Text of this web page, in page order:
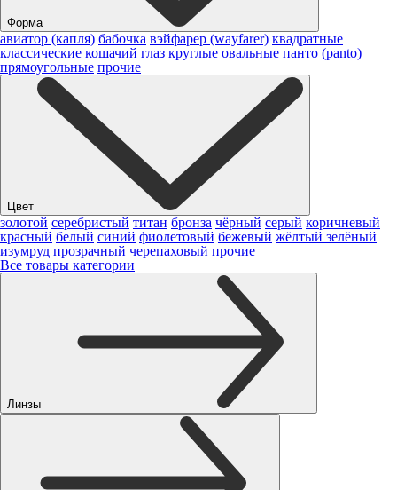
Форма
авиатор (капля) бабочка вэйфарер (wayfarer) квадратные
классические кошачий глаз круглые овальные панто (panto)
прямоугольные прочие
Цвет
золотой серебристый титан бронза чёрный серый коричневый
красный белый синий фиолетовый бежевый жёлтый зелёный
изумруд прозрачный черепаховый прочие
Все товары категории
Линзы